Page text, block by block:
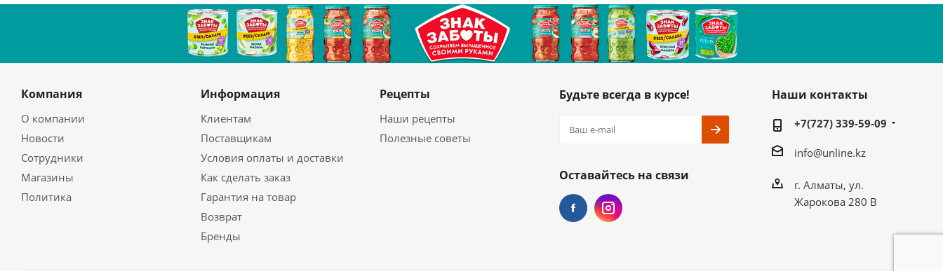
Компания
О компании
Новости
Сотрудники
Магазины
Политика
Информация
Клиентам
Поставщикам
Условия оплаты и доставки
Как сделать заказ
Гарантия на товар
Возврат
Бренды
Рецепты
Наши рецепты
Полезные советы
Будьте всегда в курсе!
Оставайтесь на связи
Наши контакты
+7(727) 339-59-09
info@unline.kz
г. Алматы, ул.
Жарокова 280 В